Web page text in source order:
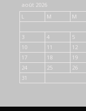
août 2026
L
M M
3
4 5
10
11 12
17
18 19
24
25 26
31